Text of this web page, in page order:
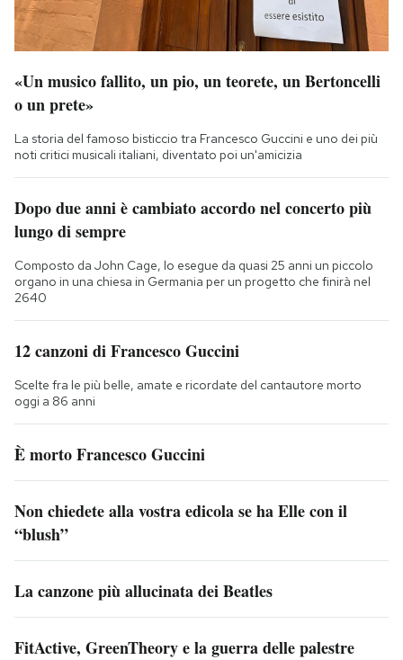
«Un musico fallito, un pio, un teorete, un Bertoncelli
o un prete»
La storia del famoso bisticcio tra Francesco Guccini e uno dei più
noti critici musicali italiani, diventato poi un'amicizia
Dopo due anni è cambiato accordo nel concerto più
lungo di sempre
Composto da John Cage, lo esegue da quasi 25 anni un piccolo
organo in una chiesa in Germania per un progetto che finirà nel
2640
12 canzoni di Francesco Guccini
Scelte fra le più belle, amate e ricordate del cantautore morto
oggi a 86 anni
È morto Francesco Guccini
Non chiedete alla vostra edicola se ha Elle con il
“blush”
La canzone più allucinata dei Beatles
FitActive, GreenTheory e la guerra delle palestre